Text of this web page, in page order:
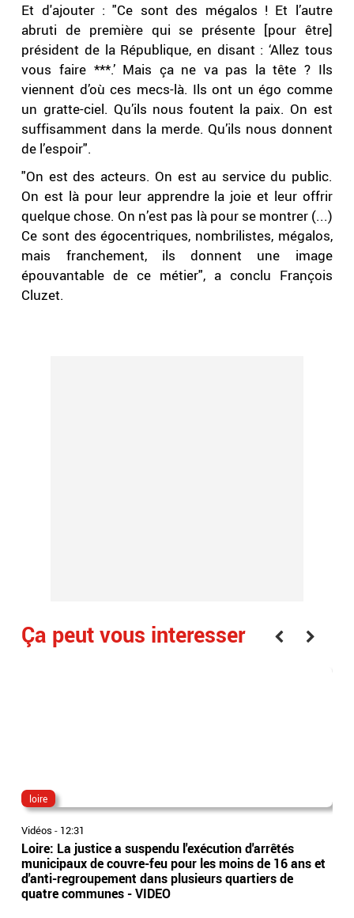
Et d'ajouter : "Ce sont des mégalos ! Et l’autre
abruti de première qui se présente [pour être]
président de la République, en disant : ‘Allez tous
vous faire ***.’ Mais ça ne va pas la tête ? Ils
viennent d’où ces mecs-là. Ils ont un égo comme
un gratte-ciel. Qu’ils nous foutent la paix. On est
suffisamment dans la merde. Qu’ils nous donnent
de l’espoir".
"On est des acteurs. On est au service du public.
On est là pour leur apprendre la joie et leur offrir
quelque chose. On n’est pas là pour se montrer (...)
Ce sont des égocentriques, nombrilistes, mégalos,
mais franchement, ils donnent une image
épouvantable de ce métier", a conclu François
Cluzet.
Ça peut vous interesser
loire
Vidéos - 12:31
Loire: La justice a suspendu l'exécution d'arrêtés
municipaux de couvre-feu pour les moins de 16 ans et
d'anti-regroupement dans plusieurs quartiers de
quatre communes - VIDEO